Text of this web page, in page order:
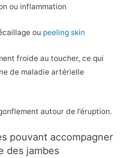
ou inflammation
ou peeling skin
froide au toucher, ce qui
de maladie artérielle
autour de l’éruption.
pouvant accompagner
des jambes